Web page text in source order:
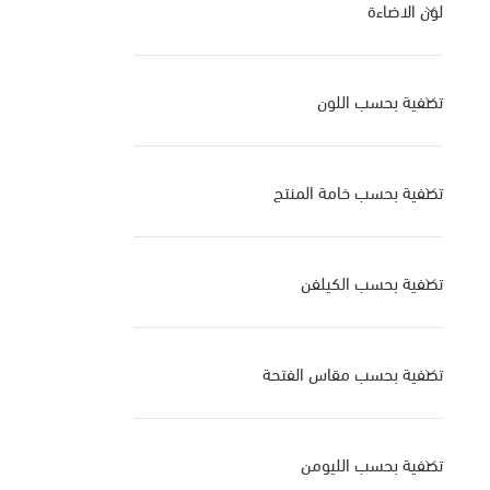
لون الاضاءة
تصفية بحسب اللون
تصفية بحسب خامة المنتج
تصفية بحسب الكيلفن
تصفية بحسب مقاس الفتحة
تصفية بحسب الليومن